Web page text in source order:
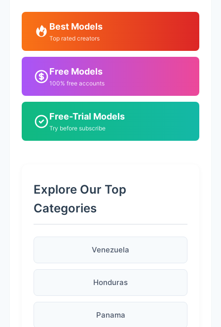
Best Models
Top rated creators
Free Models
100% free accounts
Free-Trial Models
Try before subscribe
Explore Our Top
Categories
Venezuela
Honduras
Panama